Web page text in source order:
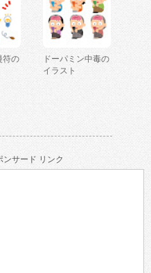
符の
ドーパミン中毒の
イラスト
ンサード リンク